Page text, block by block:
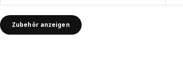
Zubehör anzeigen